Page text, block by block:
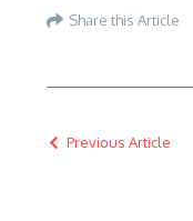
Share this Article
Previous Article